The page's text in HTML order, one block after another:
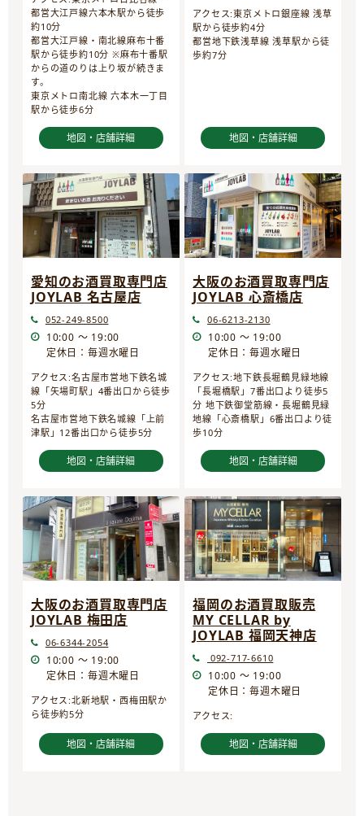
都営大江戸線六本木駅から徒歩
約10分
都営大江戸線・南北線麻布十番
駅から徒歩約10分 ※麻布十番駅
からの道のりは上り坂が続きま
す。
東京メトロ南北線 六本木一丁目
駅から徒歩6分
地図・店舗詳細
アクセス:東京メトロ銀座線 浅草
駅から徒歩約4分
都営地下鉄浅草線 浅草駅から徒
歩約7分
地図・店舗詳細
愛知のお酒買取専門店
JOYLAB 名古屋店
052-249-8500
10:00 ～ 19:00
定休日：毎週水曜日
アクセス:名古屋市営地下鉄名城
線「矢場町駅」4番出口から徒歩
5分
名古屋市営地下鉄名城線「上前
津駅」12番出口から徒歩5分
地図・店舗詳細
大阪のお酒買取専門店
JOYLAB 心斎橋店
06-6213-2130
10:00 ～ 19:00
定休日：毎週水曜日
アクセス:地下鉄長堀鶴見緑地線
「長堀橋駅」7番出口より徒歩5
分 地下鉄御堂筋線・長堀鶴見緑
地線「心斎橋駅」6番出口より徒
歩10分
地図・店舗詳細
大阪のお酒買取専門店
JOYLAB 梅田店
06-6344-2054
10:00 ～ 19:00
定休日：毎週木曜日
アクセス:北新地駅・西梅田駅か
ら徒歩約5分
地図・店舗詳細
福岡のお酒買取販売
MY CELLAR by
JOYLAB 福岡天神店
092-717-6610
10:00 ～ 19:00
定休日：毎週木曜日
アクセス:
地図・店舗詳細